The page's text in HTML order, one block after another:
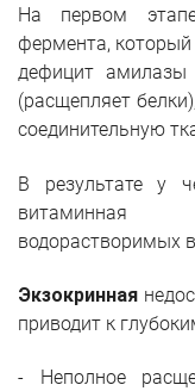
На первом
фермента,
дефицит амилазы
(расщепляет
соединительную
В результате у
витаминная
водорастворимых
Экзокринная
приводит к
- Неполное